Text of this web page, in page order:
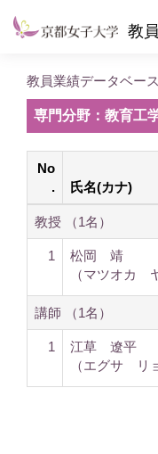
教
教員業績データベー
専門分野：教育工
No
.
氏名(カナ)
教授 （1名）
1
松岡 靖
（マツオカ
講師 （1名）
1
江草 遼平
（エグサ リ